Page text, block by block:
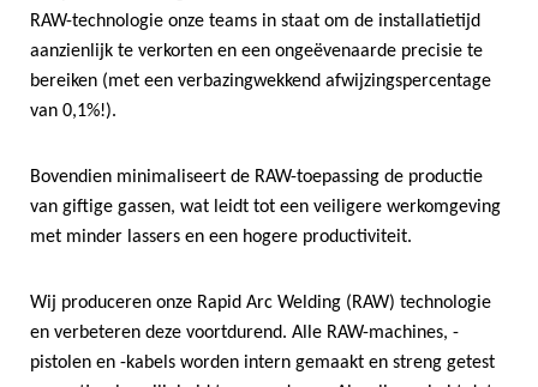
RAW-technologie onze teams in staat om de installatietijd
aanzienlijk te verkorten en een ongeëvenaarde precisie te
bereiken (met een verbazingwekkend afwijzingspercentage
van 0,1%!).
Bovendien minimaliseert de RAW-toepassing de productie
van giftige gassen, wat leidt tot een veiligere werkomgeving
met minder lassers en een hogere productiviteit.
Wij produceren onze Rapid Arc Welding (RAW) technologie
en verbeteren deze voortdurend. Alle RAW-machines, -
pistolen en -kabels worden intern gemaakt en streng getest